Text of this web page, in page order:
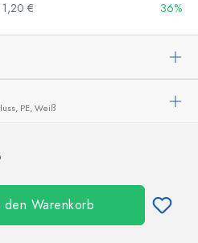
1,20 € 36%
PE, Weiß
den Warenkorb